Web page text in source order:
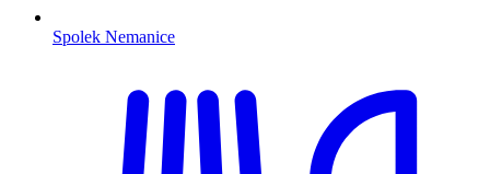
Spolek Nemanice